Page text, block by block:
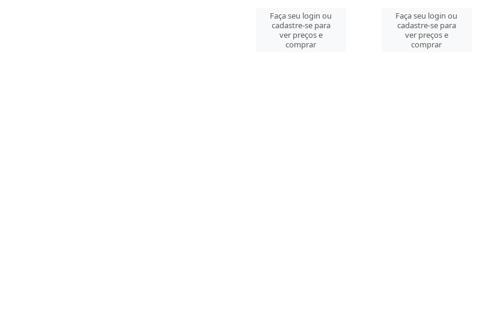
Faça seu login ou
cadastre-se para
ver preços e
comprar
Faça seu login ou
cadastre-se para
ver preços e
comprar